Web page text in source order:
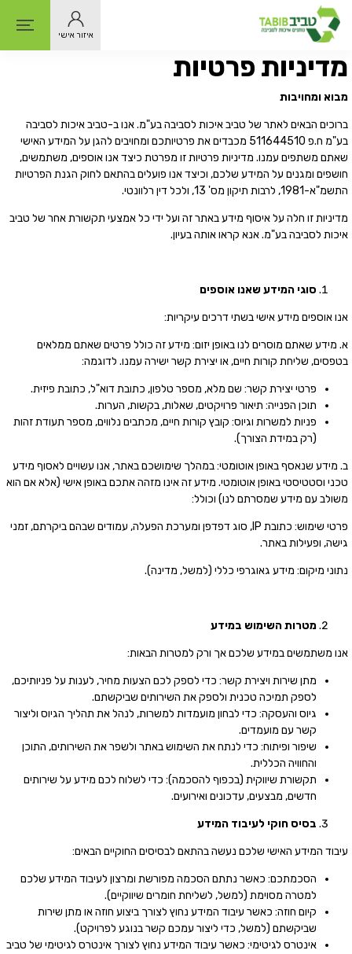
איזור אישי
מדיניות פרטיות
מבואומחויבות
ברוכים הבאים לאתר של טביב איכות לסביבה בע"מ. אנו ב-טביב איכות לסביבה
בע"מ ח.פ 511644510 מכבדים את פרטיותכם ומחויבים להגן על המידע האישי
שאתם משתפים עמנו. מדיניות פרטיות זו מפרטת כיצד אנו אוספים, משתמשים,
חושפים ומגנים על המידע שלכם, וכיצד אנו פועלים בהתאם לחוק הגנת הפרטיות
התשמ"א-1981, לרבות תיקון מס' 13, ולכל דין רלוונטי.
מדיניות זו חלה על איסוף מידע באתר זה ועל ידי כל אמצעי תקשורת אחר של טביב
איכות לסביבה בע"מ. אנא קראו אותה בעיון.
סוגי המידעשאנו אוספים
אנו אוספים מידע אישי בשתי דרכים עיקריות:
א. מידע שאתם מוסרים לנו באופן יזום: מידע זה כולל פרטים שאתם ממלאים
בטפסים, שליחת קורות חיים, או יצירת קשר ישירה עמנו. לדוגמה:
פרטי יצירת קשר: שם מלא, מספר טלפון, כתובת דוא"ל, כתובת פיזית.
תוכן הפנייה: תיאור פרויקטים, שאלות, בקשות, הערות.
פניות למשרות וגיוס: קובץ קורות חיים, מכתבים נלווים, מספר תעודת זהות
(רק במידת הצורך).
ב. מידע שנאסף באופן אוטומטי: במהלך שימושכם באתר, אנו עשויים לאסוף מידע
טכני וסטטיסטי באופן אוטומטי. מידע זה אינו מזהה אתכם באופן אישי (אלא אם הוא
משולב עם מידע שמסרתם לנו) וכולל:
פרטי שימוש: כתובת IP, סוג דפדפן ומערכת הפעלה, עמודים שבהם ביקרתם, זמני
גישה, ופעילות באתר.
נתוני מיקום: מידע גאוגרפי כללי (למשל, מדינה).
מטרותהשימוש במידע
אנו משתמשים במידע שלכם אך ורק למטרות הבאות:
מתן שירות ויצירת קשר: כדי לספק לכם הצעות מחיר, לענות על פניותיכם,
לספק תמיכה טכנית ולספק את השירותים שביקשתם.
גיוס והעסקה: כדי לבחון מועמדות למשרות, לנהל את תהליך הגיוס וליצור
קשר עם מועמדים.
שיפור ופיתוח: כדי לנתח את השימוש באתר ולשפר את השירותים, התוכן
והחוויה הכללית.
תקשורת שיווקית (בכפוף להסכמה): כדי לשלוח לכם מידע על שירותים
חדשים, מבצעים, עדכונים ואירועים.
בסיס חוקי לעיבוד המידע
עיבוד המידע האישי שלכם נעשה בהתאם לבסיסים החוקיים הבאים:
הסכמתכם: כאשר נתתם הסכמה מפורשת ומרצון לעיבוד המידע שלכם
למטרה מסוימת (למשל, לשליחת חומרים שיווקיים).
קיום חוזה: כאשר עיבוד המידע נחוץ לצורך ביצוע חוזה או מתן שירות
שביקשתם (למשל, כדי ליצור עמכם קשר בנוגע לפרויקט).
אינטרס לגיטימי: כאשר עיבוד המידע נחוץ לצורך אינטרס לגיטימי של טביב